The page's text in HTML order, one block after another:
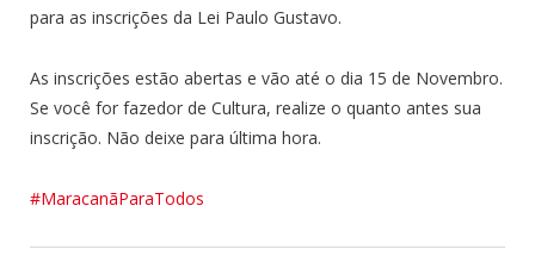
para as inscrições da Lei Paulo Gustavo.
As inscrições estão abertas e vão até o dia 15 de Novembro.
Se você for fazedor de Cultura, realize o quanto antes sua
inscrição. Não deixe para última hora.
#MaracanãParaTodos